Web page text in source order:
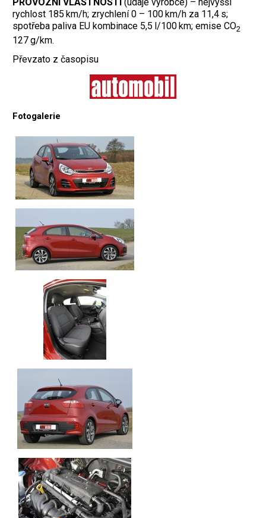
PROVOZNÍ VLASTNOSTI
(údaje výrobce) – nejvyšší
rychlost 185 km/h; zrychlení 0 – 100 km/h za 11,4 s;
spotřeba paliva EU kombinace 5,5 l/100 km; emise CO2
127 g/km.
Převzato z časopisu
Fotogalerie